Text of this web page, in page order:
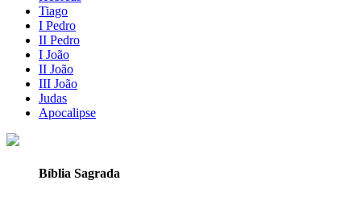
Tiago
I Pedro
II Pedro
I João
II João
III João
Judas
Apocalipse
Bíblia Sagrada